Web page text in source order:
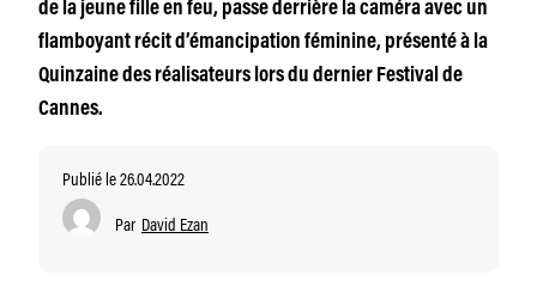
de la jeune fille en feu, passe derrière la caméra avec un
flamboyant récit d’émancipation féminine, présenté à la
Quinzaine des réalisateurs lors du dernier Festival de
Cannes.
Publié le 26.04.2022
Par David Ezan